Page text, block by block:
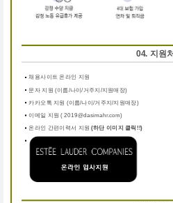
04. 지원처
채용사이트 온라인 지원
문자 지원 (이름/나이/거주지/지원매장)
카카오톡 지원 (이름/나이/거주지/지원매장)
이메일 지원 ( 2019@dasimahr.com)
온라인 간편이력서 지원 (하단 이미지 클릭!!)